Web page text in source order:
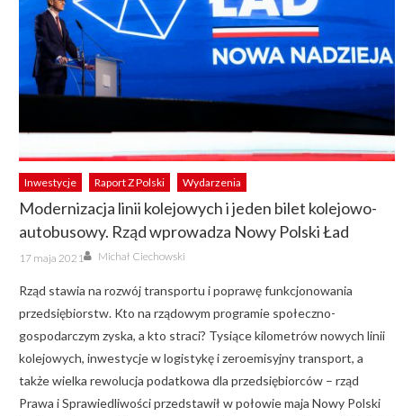
Inwestycje Raport Z Polski Wydarzenia
Modernizacja linii kolejowych i jeden bilet kolejowo-
autobusowy. Rząd wprowadza Nowy Polski Ład
Posted
on
17 maja 2021 Author
Michał Ciechowski
Rząd stawia na rozwój transportu i poprawę funkcjonowania
przedsiębiorstw. Kto na rządowym programie społeczno-
gospodarczym zyska, a kto straci? Tysiące kilometrów nowych linii
kolejowych, inwestycje w logistykę i zeroemisyjny transport, a
także wielka rewolucja podatkowa dla przedsiębiorców – rząd
Prawa i Sprawiedliwości przedstawił w połowie maja Nowy Polski